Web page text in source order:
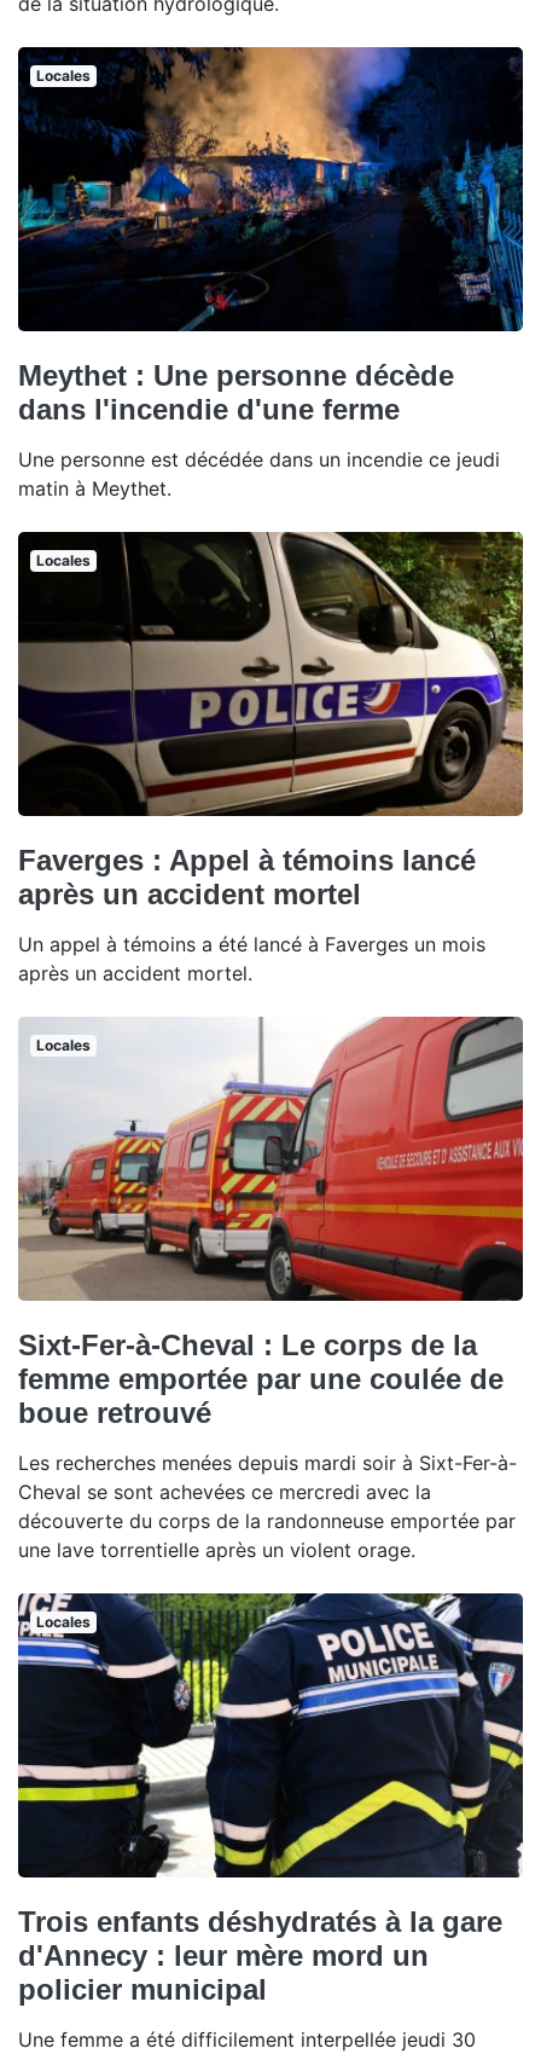
Locales
Meythet : Une personne décède
dans l'incendie d'une ferme
Une personne est décédée dans un incendie ce jeudi
matin à Meythet.
Locales
Faverges : Appel à témoins lancé
après un accident mortel
Un appel à témoins a été lancé à Faverges un mois
après un accident mortel.
Locales
Sixt-Fer-à-Cheval : Le corps de la
femme emportée par une coulée de
boue retrouvé
Les recherches menées depuis mardi soir à Sixt-Fer-à-
Cheval se sont achevées ce mercredi avec la
découverte du corps de la randonneuse emportée par
une lave torrentielle après un violent orage.
Locales
Trois enfants déshydratés à la gare
d'Annecy : leur mère mord un
policier municipal
Une femme a été difficilement interpellée jeudi 30